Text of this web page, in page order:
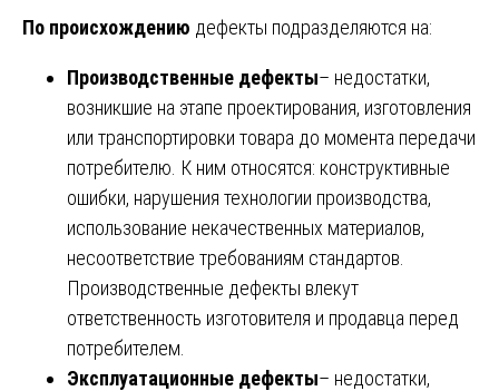
По происхождению дефекты подразделяются на:
Производственные дефекты– недостатки,
возникшие на этапе проектирования, изготовления
или транспортировки товара до момента передачи
потребителю. К ним относятся: конструктивные
ошибки, нарушения технологии производства,
использование некачественных материалов,
несоответствие требованиям стандартов.
Производственные дефекты влекут
ответственность изготовителя и продавца перед
потребителем.
Эксплуатационные дефекты– недостатки,